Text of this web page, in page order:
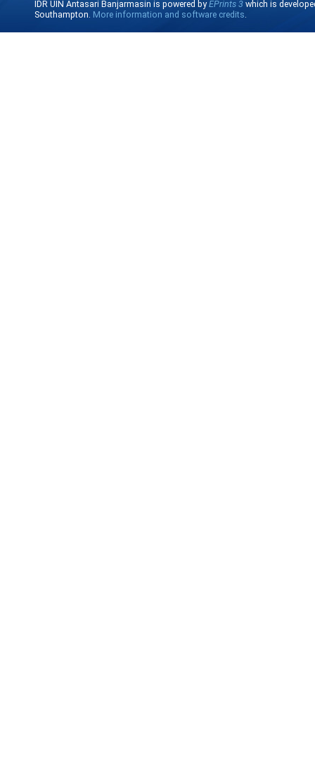
IDR UIN Antasari Banjarmasin is powered byEPrints 3 which is
Southampton. More information and software credits.